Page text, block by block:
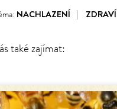
NACHLAZENÍ ZDRAVÍ
také zajímat: